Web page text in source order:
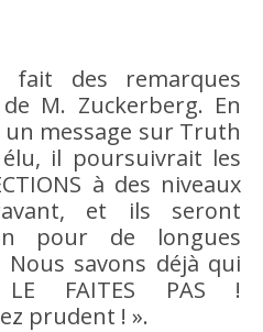
des remarques
M. Zuckerberg. En
message sur Truth
élu, il poursuivrait les
à des niveaux
et ils seront
pour de longues
savons déjà qui
FAITES PAS !
prudent ! ».